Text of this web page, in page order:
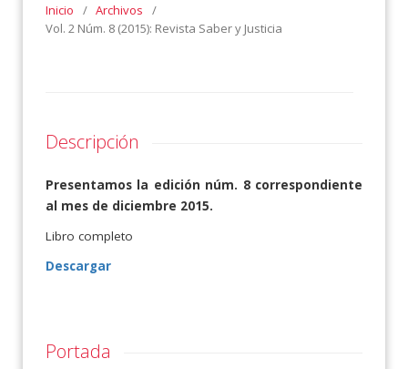
Inicio / Archivos
/
Vol. 2 Núm. 8 (2015): Revista Saber y Justicia
Descripción
Presentamos la edición núm. 8 correspondiente
al mes de diciembre 2015.
Libro completo
Descargar
Portada